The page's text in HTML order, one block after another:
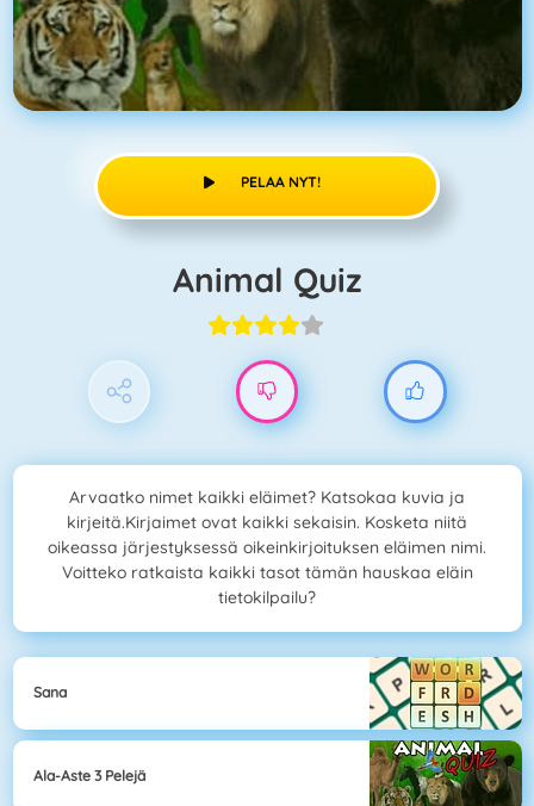
PELAA NYT!
Animal Quiz
Arvaatko nimet kaikki eläimet? Katsokaa kuvia ja
kirjeitä.Kirjaimet ovat kaikki sekaisin. Kosketa niitä
oikeassa järjestyksessä oikeinkirjoituksen eläimen nimi.
Voitteko ratkaista kaikki tasot tämän hauskaa eläin
tietokilpailu?
Sana
Ala-Aste 3 Pelejä